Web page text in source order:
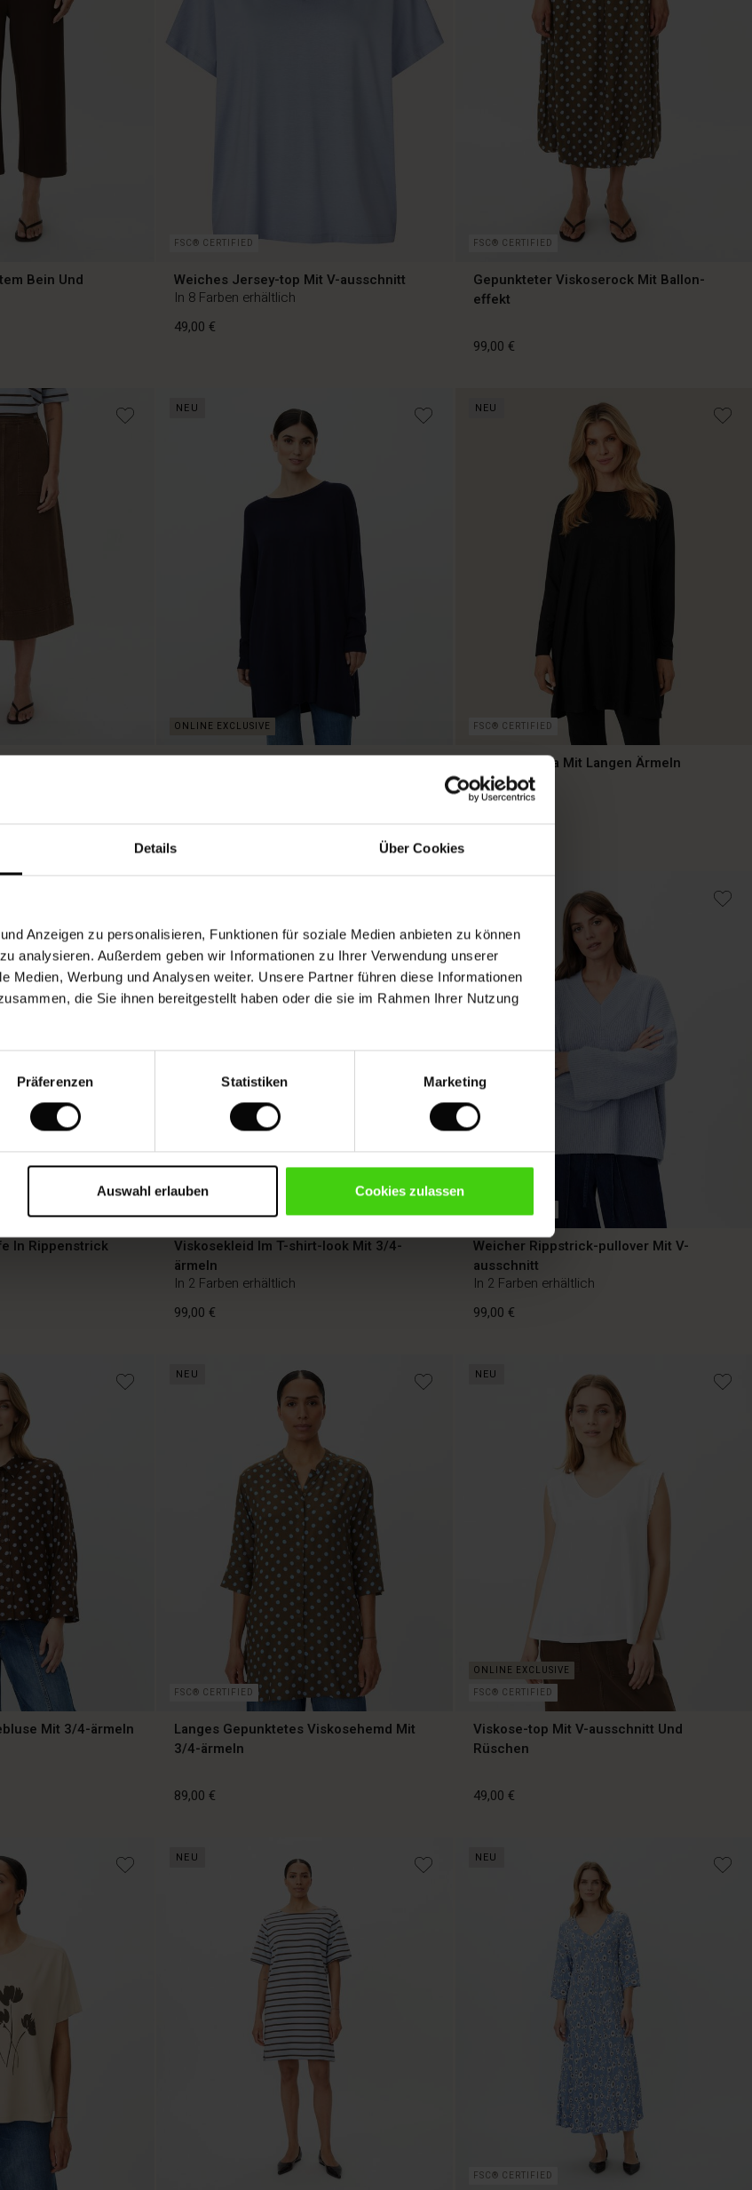
Details Über Cookies
Anzeigen zu personalisieren, Funktionen für soziale Medien anbieten zu können
analysieren. Außerdem geben wir Informationen zu Ihrer Verwendung unserer
Medien, Werbung und Analysen weiter. Unsere Partner führen diese Informationen
die Sie ihnen bereitgestellt haben oder die sie im Rahmen Ihrer Nutzung
Präferenzen Statistiken Marketing
Auswahl erlauben Cookies zulassen
Bein Und
FSC® CERTIFIED
Weiches Jersey-top Mit V-ausschnitt
In 8 Farben erhältlich
49,00 €
FSC® CERTIFIED
Gepunkteter Viskoserock Mit Ballon-
effekt
99,00 €
NEU
89,00 €
NEU
FSC® CERTIFIED
Jersey-tunika Mit Langen Ärmeln
89,00 €
In Rippenstrick
Viskosekleid Im T-shirt-look Mit 3/4-
ärmeln
In 2 Farben erhältlich
99,00 €
Weicher Rippstrick-pullover Mit V-
ausschnitt
In 2 Farben erhältlich
99,00 €
Mit 3/4-ärmeln
NEU
FSC® CERTIFIED
Langes Gepunktetes Viskosehemd Mit
3/4-ärmeln
89,00 €
NEU
FSC® CERTIFIED
Viskose-top Mit V-ausschnitt Und
Rüschen
49,00 €
NEU NEU
FSC® CERTIFIED